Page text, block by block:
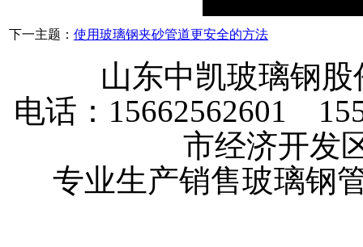
下一主题： 使用玻璃钢夹砂管道更安全的方法
山东中凯玻璃钢
电话：15662562601
市经济开
专业生产销售玻璃钢